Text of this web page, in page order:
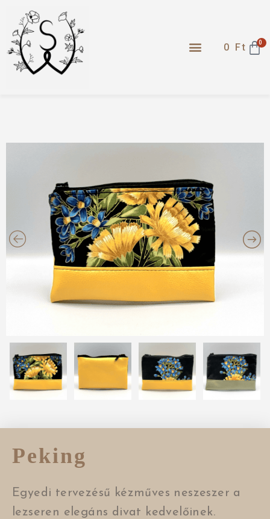
0 Ft 0
Peking
Egyedi tervezésű kézműves neszeszer a
lezseren elegáns divat kedvelőinek.